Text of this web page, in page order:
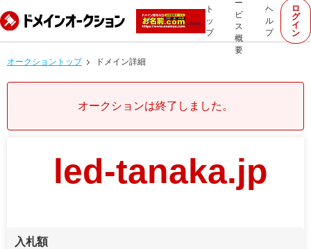
ト
ッ
プ
ー
ビ
ス
概
要
ヘ
ル
プ
ロ
グ
イ
ン
オークショントップ ドメイン詳細
オークションは終了しました。
led-tanaka.jp
入札額